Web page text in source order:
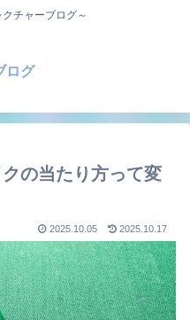
チャーブログ～
ログ
の当たり方って変
2025.10.05 2025.10.17